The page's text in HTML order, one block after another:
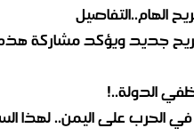
الهام..التفاصيل
جديد ويؤكد مشاركة
الدولة..!
الحرب على اليمن.. لهذا